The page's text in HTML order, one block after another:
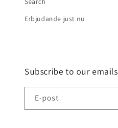
Erbjudande just nu
Subscribe to our emails
E-post